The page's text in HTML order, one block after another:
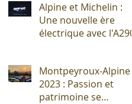
c'est fini !
Alpine et Michelin :
Une nouvelle ère
électrique avec l'A290
Montpeyroux-Alpine
2023 : Passion et
patrimoine se